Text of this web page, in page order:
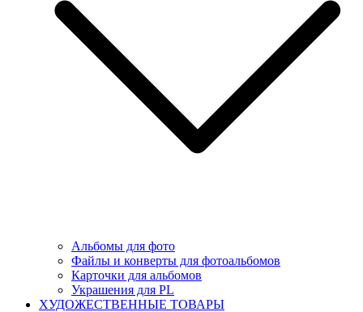
Альбомы для фото
Файлы и конверты для фотоальбомов
Карточки для альбомов
Украшения для PL
ХУДОЖЕСТВЕННЫЕ ТОВАРЫ